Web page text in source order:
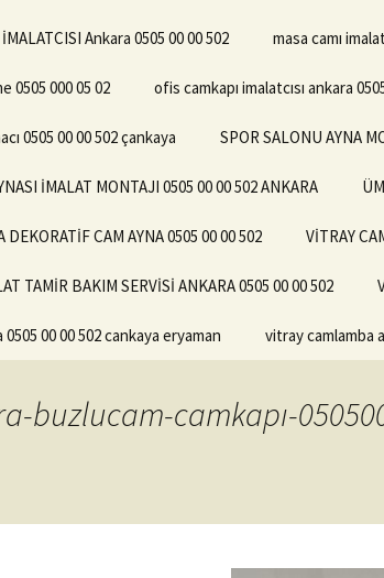
Ankara 0505 00 00 502 masa camı
0505 000 05 02 ofis camkapı imalatcısı ankara
0505 00 00 502 çankaya SPOR SALONU AYNA
İMALAT MONTAJI 0505 00 00 502 ANKARA
DEKORATİF CAM AYNA 0505 00 00 502 VİTRAY
TAMİR BAKIM SERVİSİ ANKARA 0505 00 00 502
00 00 502 cankaya eryaman vitray camlamba
buzlucam-camkapı-